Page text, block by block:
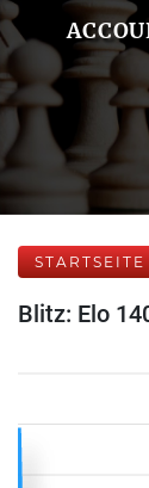
STARTSEITE
Blitz: Elo